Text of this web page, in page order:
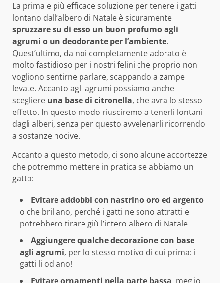
La prima e più efficace soluzione per tenere i gatti
lontano dall’albero di Natale è sicuramente
spruzzare su di esso un buon profumo agli
agrumi o un deodorante per l’ambiente.
Quest’ultimo, da noi completamente adorato è
molto fastidioso per i nostri felini che proprio non
vogliono sentirne parlare, scappando a zampe
levate. Accanto agli agrumi possiamo anche
scegliere una base di citronella, che avrà lo stesso
effetto. In questo modo riusciremo a tenerli lontani
dagli alberi, senza per questo avvelenarli ricorrendo
a sostanze nocive.
Accanto a questo metodo, ci sono alcune accortezze
che potremmo mettere in pratica se abbiamo un
gatto:
Evitare addobbi con nastrino oro ed argento
o che brillano, perché i gatti ne sono attratti e
potrebbero tirare giù l’intero albero di Natale.
Aggiungere qualche decorazione con base
agli agrumi, per lo stesso motivo di cui prima: i
gatti li odiano!
Evitare ornamenti nella parte bassa, meglio